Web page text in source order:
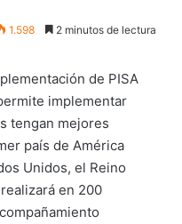
1.598 2 minutos de lectura
de PISA
implementar
tengan mejores
país de América
Unidos, el Reino
en 200